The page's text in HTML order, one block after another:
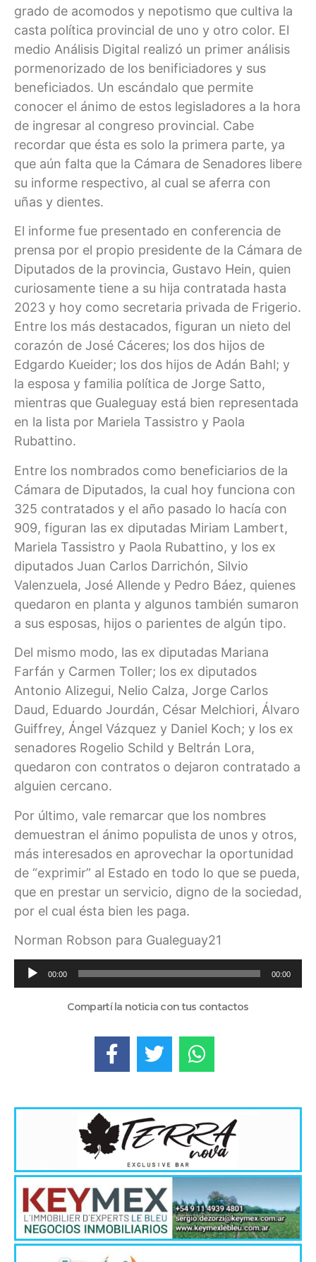
grado de acomodos y nepotismo que cultiva la
casta política provincial de uno y otro color. El
medio Análisis Digital realizó un primer análisis
pormenorizado de los benificiadores y sus
beneficiados. Un escándalo que permite
conocer el ánimo de estos legisladores a la hora
de ingresar al congreso provincial. Cabe
recordar que ésta es solo la primera parte, ya
que aún falta que la Cámara de Senadores libere
su informe respectivo, al cual se aferra con
uñas y dientes.
El informe fue presentado en conferencia de
prensa por el propio presidente de la Cámara de
Diputados de la provincia, Gustavo Hein, quien
curiosamente tiene a su hija contratada hasta
2023 y hoy como secretaria privada de Frigerio.
Entre los más destacados, figuran un nieto del
corazón de José Cáceres; los dos hijos de
Edgardo Kueider; los dos hijos de Adán Bahl; y
la esposa y familia política de Jorge Satto,
mientras que Gualeguay está bien representada
en la lista por Mariela Tassistro y Paola
Rubattino.
Entre los nombrados como beneficiarios de la
Cámara de Diputados, la cual hoy funciona con
325 contratados y el año pasado lo hacía con
909, figuran las ex diputadas Miriam Lambert,
Mariela Tassistro y Paola Rubattino, y los ex
diputados Juan Carlos Darrichón, Silvio
Valenzuela, José Allende y Pedro Báez, quienes
quedaron en planta y algunos también sumaron
a sus esposas, hijos o parientes de algún tipo.
Del mismo modo, las ex diputadas Mariana
Farfán y Carmen Toller; los ex diputados
Antonio Alizegui, Nelio Calza, Jorge Carlos
Daud, Eduardo Jourdán, César Melchiori, Álvaro
Guiffrey, Ángel Vázquez y Daniel Koch; y los ex
senadores Rogelio Schild y Beltrán Lora,
quedaron con contratos o dejaron contratado a
alguien cercano.
Por último, vale remarcar que los nombres
demuestran el ánimo populista de unos y otros,
más interesados en aprovechar la oportunidad
de “exprimir” al Estado en todo lo que se pueda,
que en prestar un servicio, digno de la sociedad,
por el cual ésta bien les paga.
Norman Robson para Gualeguay21
Reproductor
de
00:00 00:00
Compartí la noticia con tus contactos